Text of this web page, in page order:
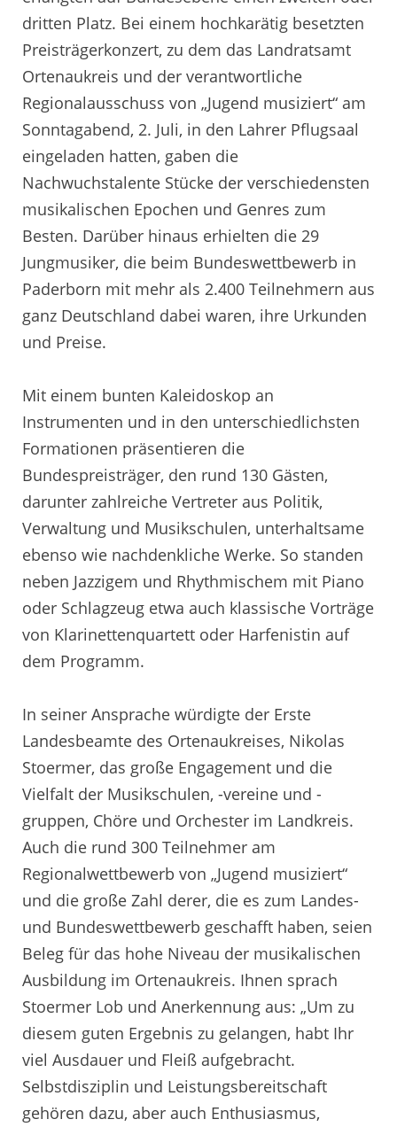
dritten Platz. Bei einem hochkarätig besetzten
Preisträgerkonzert, zu dem das Landratsamt
Ortenaukreis und der verantwortliche
Regionalausschuss von „Jugend musiziert“ am
Sonntagabend, 2. Juli, in den Lahrer Pflugsaal
eingeladen hatten, gaben die
Nachwuchstalente Stücke der verschiedensten
musikalischen Epochen und Genres zum
Besten. Darüber hinaus erhielten die 29
Jungmusiker, die beim Bundeswettbewerb in
Paderborn mit mehr als 2.400 Teilnehmern aus
ganz Deutschland dabei waren, ihre Urkunden
und Preise.
Mit einem bunten Kaleidoskop an
Instrumenten und in den unterschiedlichsten
Formationen präsentieren die
Bundespreisträger, den rund 130 Gästen,
darunter zahlreiche Vertreter aus Politik,
Verwaltung und Musikschulen, unterhaltsame
ebenso wie nachdenkliche Werke. So standen
neben Jazzigem und Rhythmischem mit Piano
oder Schlagzeug etwa auch klassische Vorträge
von Klarinettenquartett oder Harfenistin auf
dem Programm.
In seiner Ansprache würdigte der Erste
Landesbeamte des Ortenaukreises, Nikolas
Stoermer, das große Engagement und die
Vielfalt der Musikschulen, -vereine und -
gruppen, Chöre und Orchester im Landkreis.
Auch die rund 300 Teilnehmer am
Regionalwettbewerb von „Jugend musiziert“
und die große Zahl derer, die es zum Landes-
und Bundeswettbewerb geschafft haben, seien
Beleg für das hohe Niveau der musikalischen
Ausbildung im Ortenaukreis. Ihnen sprach
Stoermer Lob und Anerkennung aus: „Um zu
diesem guten Ergebnis zu gelangen, habt Ihr
viel Ausdauer und Fleiß aufgebracht.
Selbstdisziplin und Leistungsbereitschaft
gehören dazu, aber auch Enthusiasmus,